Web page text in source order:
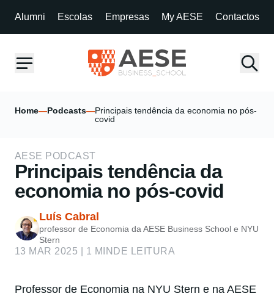
Alumni Escolas Empresas My AESE Contactos
Home—Podcasts—Principais tendência da economia no pós-
covid
AESE PODCAST
Principais tendência da
economia no pós-covid
Luís Cabral
professor de Economia da AESE Business School e NYU
Stern
13 MAR 2025 | 1 MINDE LEITURA
Professor de Economia na NYU Stern e na AESE